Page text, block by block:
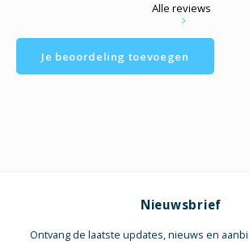
Alle reviews
Je beoordeling toevoegen
Nieuwsbrief
Ontvang de laatste updates, nieuws en